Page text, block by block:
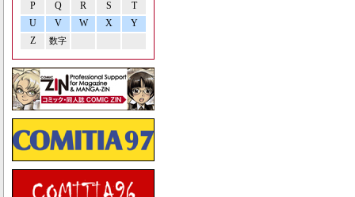
P Q R S
T
U
V W X
Y
Z
数字